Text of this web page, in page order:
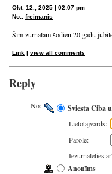
Okt. 12., 2025 | 02:07 pm
No:: freimanis
Šim žurnālam šodien 20 gadu
Link | view all comments
Reply
No: Sviesta Ciba
Lietotājvārds:
Parole:
Iežurnalēties
Anonīms